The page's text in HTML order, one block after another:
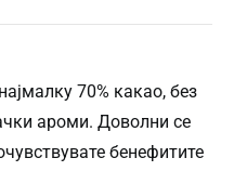
70% какао, без
ароми. Доволни се
бенефитите